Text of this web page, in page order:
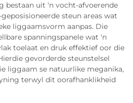
bestaan uit 'n vocht-afvoerende
steun areas wat
liggaamsvorm aanpas. Die
spanningspanele wat 'n
toelaat en druk effektief oor die
gevorderde steunstelsel
liggaam se natuurlike meganika,
terwyl dit oorafhanklikheid